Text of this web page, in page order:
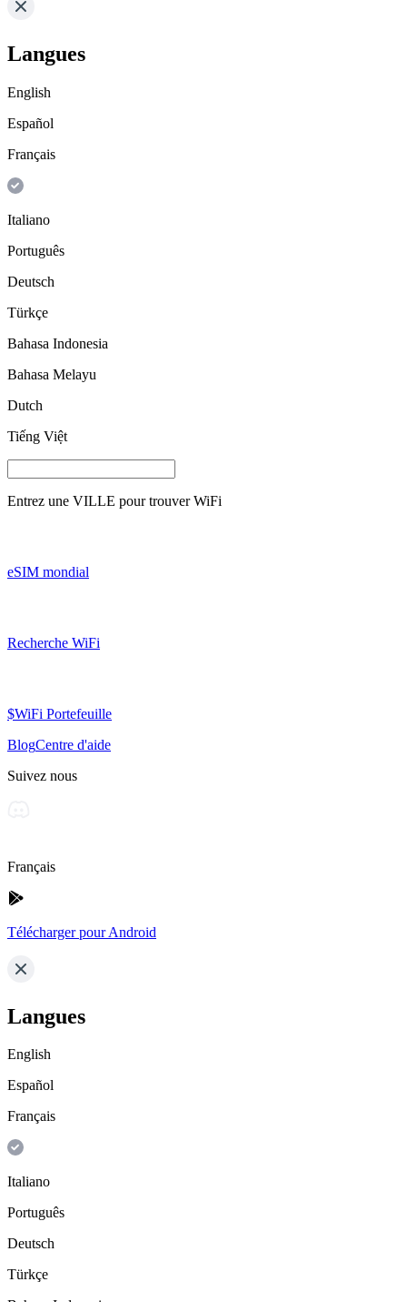
Langues
English
Español
Français
Italiano
Português
Deutsch
Türkçe
Bahasa Indonesia
Bahasa Melayu
Dutch
Tiếng Việt
Entrez une VILLE pour trouver WiFi
eSIM mondial
Recherche WiFi
$WiFi Portefeuille
BlogCentre d'aide
Suivez nous
Français
Télécharger pour Android
Langues
English
Español
Français
Italiano
Português
Deutsch
Türkçe